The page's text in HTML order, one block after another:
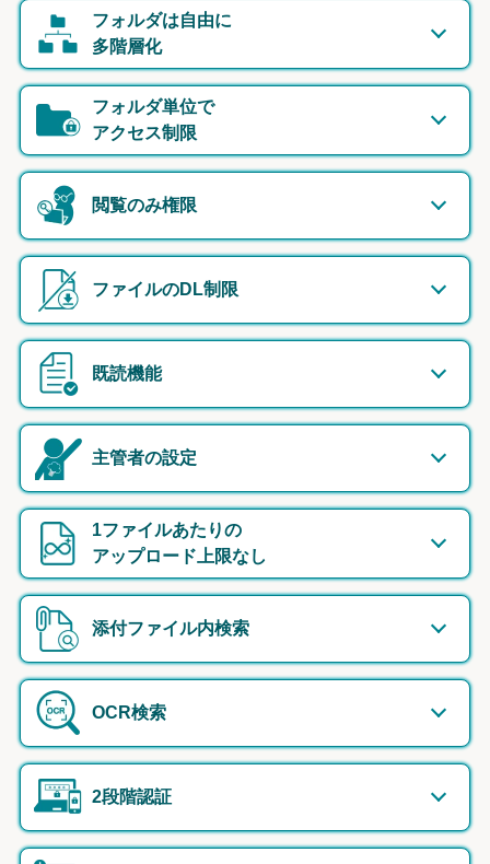
フォルダは自由に
多階層化
フォルダ単位で
アクセス制限
閲覧のみ権限
ファイルのDL制限
既読機能
主管者の設定
1ファイルあたりの
アップロード上限なし
添付ファイル内検索
OCR検索
2段階認証